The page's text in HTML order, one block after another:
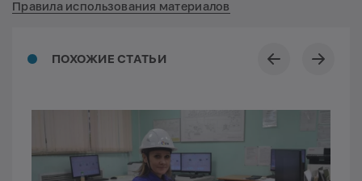
ПОХОЖИЕ СТАТЬИ
Правила использования материалов